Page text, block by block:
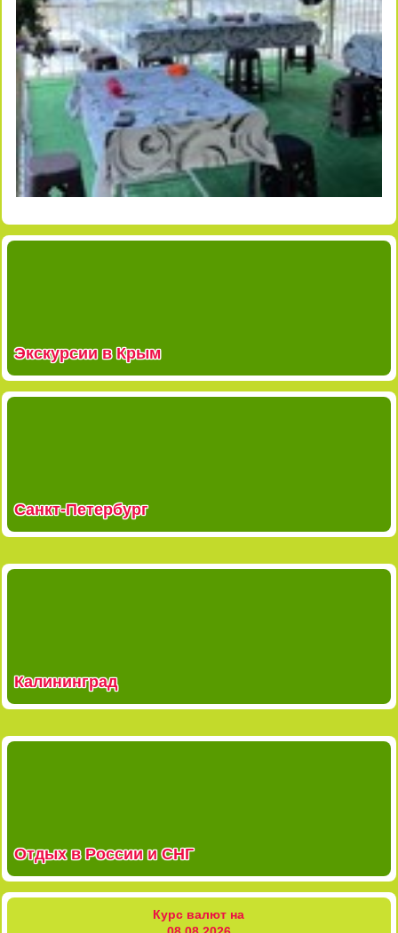
Экскурсии в Крым
Санкт-Петербург
Калининград
Отдых в России и СНГ
Курс валют на